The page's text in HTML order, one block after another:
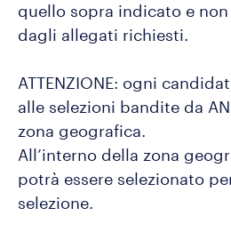
quello sopra indicato e
dagli allegati richiesti.
ATTENZIONE: ogni
alle selezioni bandite da
zona geografica.
All’interno della zona
potrà essere selezionato
selezione.